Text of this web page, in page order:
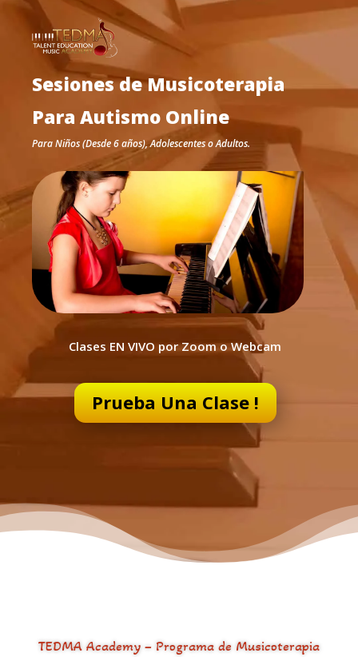
Sesiones de Musicoterapia
Para Autismo Online
Para Niños (Desde 6 años), Adolescentes o Adultos.
Clases EN VIVO por Zoom o Webcam
Prueba Una Clase !
TEDMA Academy – Programa de Musicoterapia